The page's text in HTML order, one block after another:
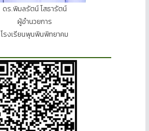
ดร.พิมลรัตน์ โสธารัตน์
ผู้อำนวยการ
โรงเรียนพุนพินพิทยาคม